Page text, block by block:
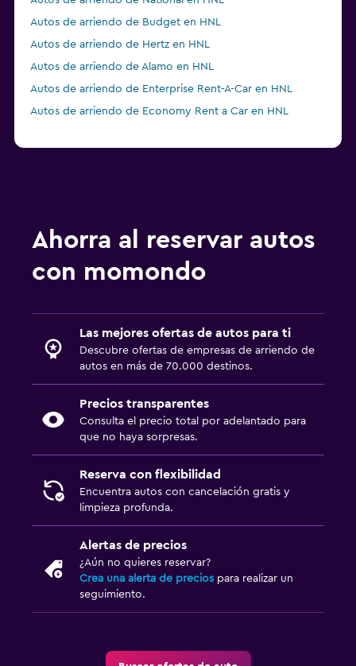
Autos de arriendo de Budget en HNL
Autos de arriendo de Hertz en HNL
Autos de arriendo de Alamo en HNL
Autos de arriendo de Enterprise Rent-A-Car en HNL
Autos de arriendo de Economy Rent a Car en HNL
Ahorra al reservar autos
con momondo
Las mejores ofertas de autos para ti
Descubre ofertas de empresas de arriendo de
autos en más de 70.000 destinos.
Precios transparentes
Consulta el precio total por adelantado para
que no haya sorpresas.
Reserva con flexibilidad
Encuentra autos con cancelación gratis y
limpieza profunda.
Alertas de precios
¿Aún no quieres reservar?
Crea una alerta de precios para realizar un
seguimiento.